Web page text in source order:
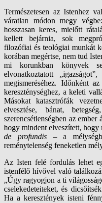
Természetesen az Istenhez
váratlan módon megy
hosszasan keres, mielőtt
kellett bejárnia, sok
filozófiai és teológiai munkát
korában megértse, nem tud
mi korunkban könyvek
elvonatkoztatott
megismeréséhez. Időnként
kereszténységhez, a keleti
Másokat katasztrófák
elvesztése, bánat,
szerencsétlenségben az
hogy mindent elveszített, hogy
de profundis– a
reménytelenség feneketlen
Az Isten felé fordulás lehet
istenfélő hívővel való
„Úgy ragyogjon a ti
cselekedeteiteket, és
Ha a keresztények isteni